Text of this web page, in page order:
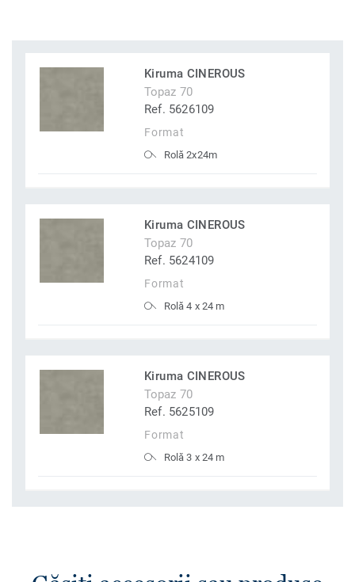
Kiruma CINEROUS
Topaz 70
Ref. 5626109
Format
Rolă 2x24m
Kiruma CINEROUS
Topaz 70
Ref. 5624109
Format
Rolă 4 x 24 m
Kiruma CINEROUS
Topaz 70
Ref. 5625109
Format
Rolă 3 x 24 m